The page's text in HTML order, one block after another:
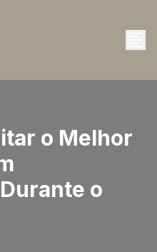
o Melhor
o